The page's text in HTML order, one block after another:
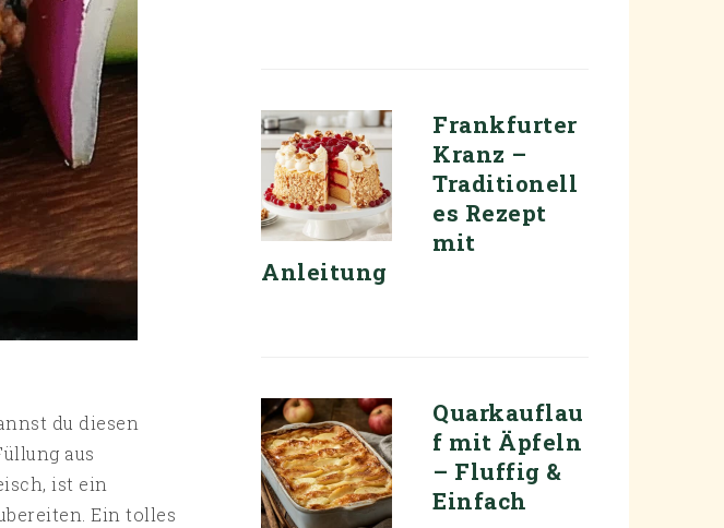
du diesen
aus
ist ein
Ein tolles
Frankfurter
Kranz –
Traditionell
es Rezept
mit
Anleitung
Quarkauflau
f mit Äpfeln
– Fluffig &
Einfach